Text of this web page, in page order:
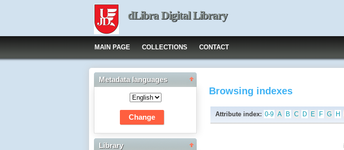
dLibra Digital Library
MAIN PAGE COLLECTIONS CONTACT
Metadata languages
Library
Browsing indexes
Attribute index: 0-9 A B C D E F G H